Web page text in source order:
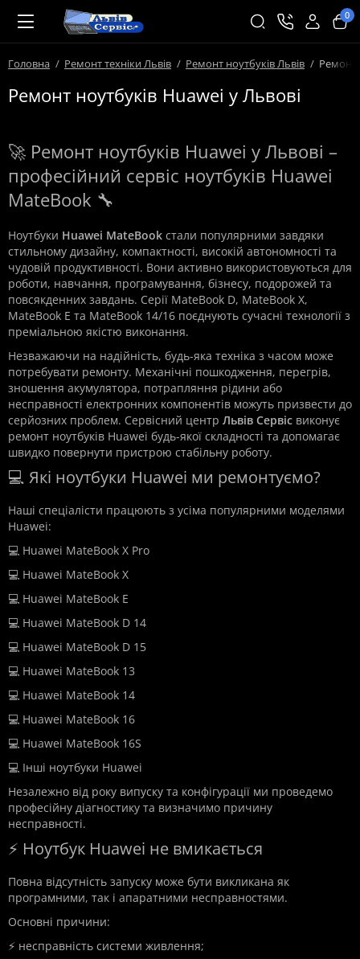
0
Головна Ремонт техніки Львів Ремонт ноутбуків Львів Ремонт
Ремонт ноутбуків Huawei у Львові
🚀 Ремонт ноутбуків Huawei у Львові –
професійний сервіс ноутбуків Huawei
MateBook 🔧
Ноутбуки Huawei MateBook стали популярними завдяки
стильному дизайну, компактності, високій автономності та
чудовій продуктивності. Вони активно використовуються для
роботи, навчання, програмування, бізнесу, подорожей та
повсякденних завдань. Серії MateBook D, MateBook X,
MateBook E та MateBook 14/16 поєднують сучасні технології з
преміальною якістю виконання.
Незважаючи на надійність, будь-яка техніка з часом може
потребувати ремонту. Механічні пошкодження, перегрів,
зношення акумулятора, потрапляння рідини або
несправності електронних компонентів можуть призвести до
серйозних проблем. Сервісний центр Львів Сервіс виконує
ремонт ноутбуків Huawei будь-якої складності та допомагає
швидко повернути пристрою стабільну роботу.
💻 Які ноутбуки Huawei ми ремонтуємо?
Наші спеціалісти працюють з усіма популярними моделями
Huawei:
💻 Huawei MateBook X Pro
💻 Huawei MateBook X
💻 Huawei MateBook E
💻 Huawei MateBook D 14
💻 Huawei MateBook D 15
💻 Huawei MateBook 13
💻 Huawei MateBook 14
💻 Huawei MateBook 16
💻 Huawei MateBook 16S
💻 Інші ноутбуки Huawei
Незалежно від року випуску та конфігурації ми проведемо
професійну діагностику та визначимо причину
несправності.
⚡ Ноутбук Huawei не вмикається
Повна відсутність запуску може бути викликана як
програмними, так і апаратними несправностями.
Основні причини:
⚡ несправність системи живлення;